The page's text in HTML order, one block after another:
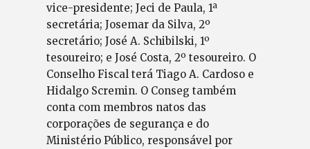
vice-presidente; Jeci de Paula, 1ª
secretária; Josemar da Silva, 2º
secretário; José A. Schibilski, 1º
tesoureiro; e José Costa, 2º tesoureiro. O
Conselho Fiscal terá Tiago A. Cardoso e
Hidalgo Scremin. O Conseg também
conta com membros natos das
corporações de segurança e do
Ministério Público, responsável por